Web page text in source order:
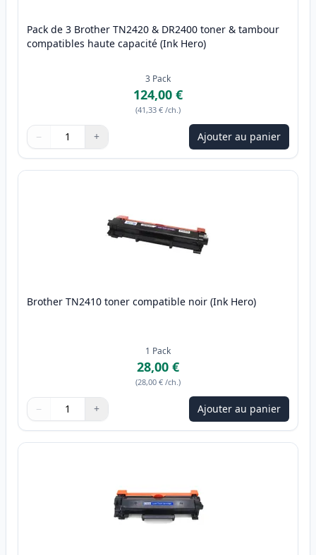
Pack de 3 Brother TN2420 & DR2400 toner & tambour
compatibles haute capacité (Ink Hero)
3 Pack
124,00 €
(41,33 € /ch.)
Quantité
Utilisez les boutons pour ajuster
− +
Quantité Ajouter au panier
Brother TN2410 toner compatible noir (Ink Hero)
1 Pack
28,00 €
(28,00 € /ch.)
Quantité
Utilisez les boutons pour ajuster
− +
Quantité Ajouter au panier